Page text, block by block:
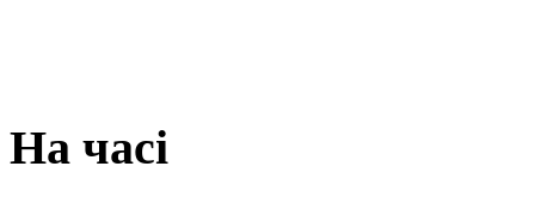
На часі